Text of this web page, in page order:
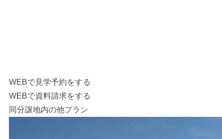
WEBで見学予約をする
WEBで資料請求をする
同分譲地内の他プラン